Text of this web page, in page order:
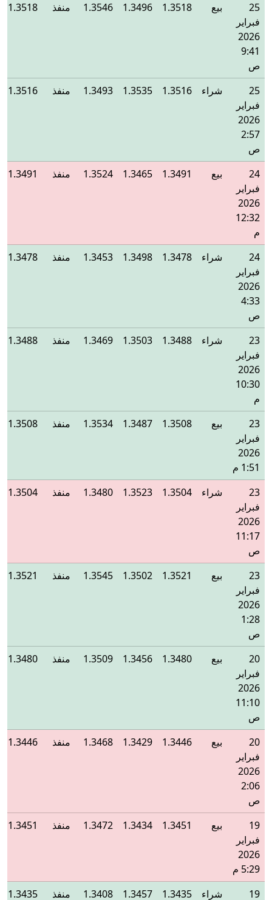
25
فبراير
2026
9:41
ص
بيع 1.3518
1.3496
1.3546 منفذ 1.3518
25
فبراير
2026
2:57
ص
شراء 1.3516
1.3535
1.3493 منفذ 1.3516
24
فبراير
2026
12:32
م
بيع 1.3491
1.3465
1.3524 منفذ 1.3491
24
فبراير
2026
4:33
ص
شراء 1.3478
1.3498
1.3453 منفذ 1.3478
23
فبراير
2026
10:30
م
شراء 1.3488
1.3503
1.3469 منفذ 1.3488
23
فبراير
2026
1:51 م
بيع 1.3508
1.3487
1.3534 منفذ 1.3508
23
فبراير
2026
11:17
ص
شراء 1.3504
1.3523
1.3480 منفذ 1.3504
23
فبراير
2026
1:28
ص
بيع 1.3521
1.3502
1.3545 منفذ 1.3521
20
فبراير
2026
11:10
ص
بيع 1.3480
1.3456
1.3509 منفذ 1.3480
20
فبراير
2026
2:06
ص
بيع 1.3446
1.3429
1.3468 منفذ 1.3446
19
فبراير
2026
5:29 م
بيع 1.3451
1.3434
1.3472 منفذ 1.3451
19 شراء 1.3435
1.3457
1.3408 منفذ 1.3435